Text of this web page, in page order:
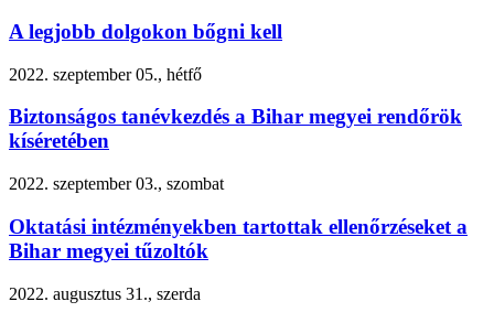
A legjobb dolgokon bőgni kell
2022. szeptember 05., hétfő
Biztonságos tanévkezdés a Bihar megyei rendőrök
kíséretében
2022. szeptember 03., szombat
Oktatási intézményekben tartottak ellenőrzéseket a
Bihar megyei tűzoltók
2022. augusztus 31., szerda